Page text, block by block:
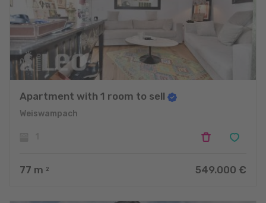
Apartment with 1 room to sell
Weiswampach
77 m 2 549.000 €